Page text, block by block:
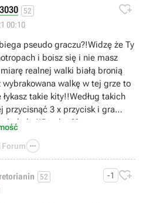
52
00:10

pseudo graczu?!Widzę że Ty
i boisz się i nie masz
realnej walki białą bronią
wybrakowana walkę w tej grze to
takie kity!!Według takich
przycisnąć 3 x przycisk i gra
buhaha!!Pozdro ??
Forum 
52 -1 